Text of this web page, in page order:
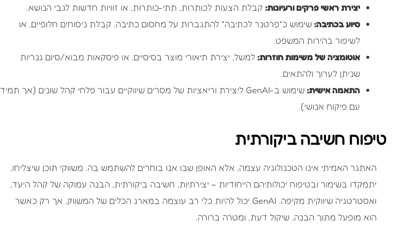
יצירת ראשי פרקים ורעיונות: קבלת הצעות לכותרות, תתי-כותרות, או זוויות חדשות לגבי הנושא.
סיוע בכתיבה: שימוש כ"פרטנר לכתיבה" להתגברות על מחסום כתיבה, קבלת ניסוחים חלופיים, או
לשיפור בהירות המשפט.
אוטומציה של משימות חוזרות: למשל, יצירת תיאורי מוצר בסיסיים, או פיסקאות מבוא/סיום גנריות
שניתן לערוך ולהתאים.
התאמה אישית:
שימוש ב-GenAI ליצירת וריאציות של מסרים שיווקיים עבור פלחי קהל שונים (אך תמיד
עם פיקוח אנושי).
טיפוח חשיבה ביקורתית
האתגר האמיתי אינו הטכנולוגיה עצמה, אלא האופן שבו אנו בוחרים להשתמש בה. משווקי תוכן שיצליחו,
יתמקדו בשימור ובטיפוח יכולותיהם הייחודיות – יצירתיות, חשיבה ביקורתית, הבנה עמוקה של קהל היעד,
ואסטרטגיה שיווקית מקיפה. GenAI יכול להיות כלי רב עוצמה במארג הכלים של המשווק, אך רק כאשר
הוא מופעל מתוך הבנה, שיקול דעת, ומטרה ברורה.